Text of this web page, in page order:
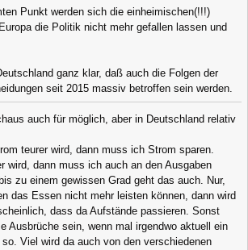
Punkt werden sich die einheimischen(!!!)
die Politik nicht mehr gefallen lassen und
ganz klar, daß auch die Folgen der
seit 2015 massiv betroffen sein werden.
auch für möglich, aber in Deutschland relativ
teurer wird, dann muss ich Strom sparen.
wird, dann muss ich auch an den Ausgaben
zu einem gewissen Grad geht das auch. Nur,
das Essen nicht mehr leisten können, dann wird
dass da Aufstände passieren. Sonst
Ausbrüche sein, wenn mal irgendwo aktuell ein
Viel wird da auch von den verschiedenen